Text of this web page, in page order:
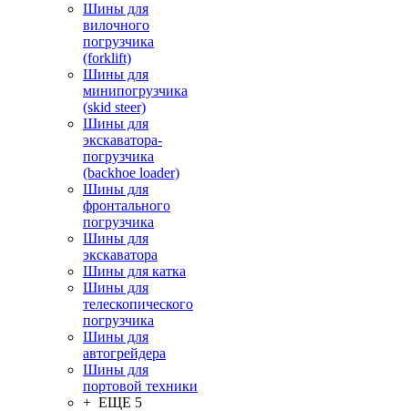
Шины для
вилочного
погрузчика
(forklift)
Шины для
минипогрузчика
(skid steer)
Шины для
экскаватора-
погрузчика
(backhoe loader)
Шины для
фронтального
погрузчика
Шины для
экскаватора
Шины для катка
Шины для
телескопического
погрузчика
Шины для
автогрейдера
Шины для
портовой техники
+ ЕЩЕ 5